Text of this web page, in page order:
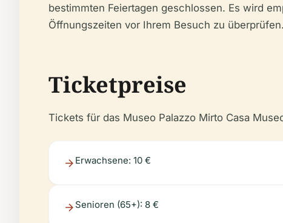
bestimmten Feiertagen geschlossen. Es wird
Öffnungszeiten vor Ihrem Besuch zu überprüfen.
Ticketpreise
Tickets für das Museo Palazzo Mirto Casa
Erwachsene: 10 €
Senioren (65+): 8 €